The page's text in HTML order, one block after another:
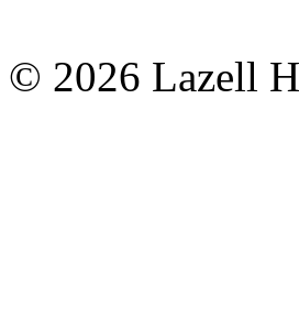
© 2026 Lazell